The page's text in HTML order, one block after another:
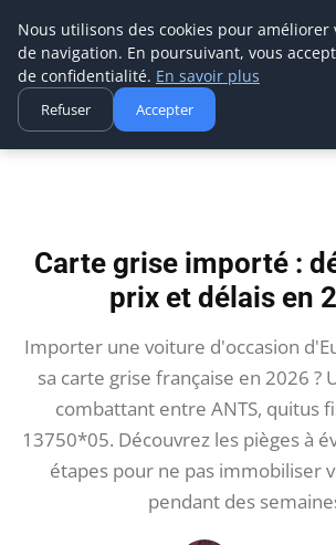
Aecme
Accueil Carte grise importé : démarches, prix et
Carte grise importé :
prix et délais en
Importer une voiture d'occasion
sa carte grise française en 2026 ?
combattant entre ANTS, quitus
13750*05. Découvrez les pièges à
étapes pour ne pas immobiliser
pendant des
Nous utilisons des cookies pour améliorer
de navigation. En poursuivant, vous
de confidentialité. En savoir plus
Refuser Accepter